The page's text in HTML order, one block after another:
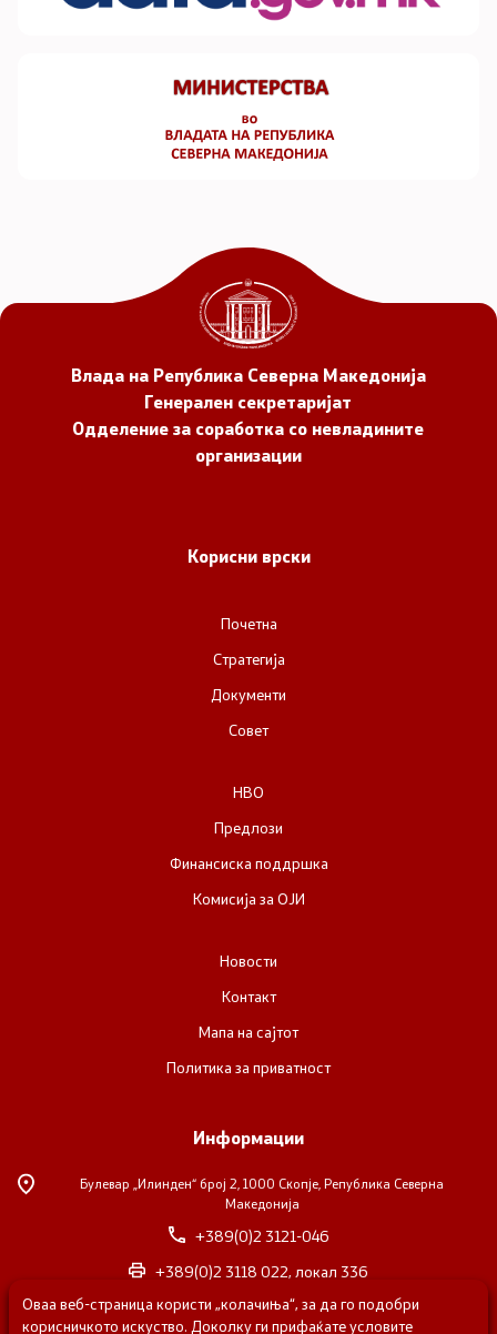
Влада на Република Северна Македонија
Генерален секретаријат
Одделение за соработка со невладините
организации
Корисни врски
Почетна
Стратегија
Документи
Совет
НВО
Предлози
Финансиска поддршка
Комисија за ОЈИ
Новости
Контакт
Мапа на сајтот
Политика за приватност
Информации
Булевар „Илинден“ број 2, 1000 Скопје, Република Северна
Македонија
+389(0)2 3121-046
+389(0)2 3118 022, локал 336
nvosorabotka@gs.gov.mk
Оваа веб-страница користи „колачиња“, за да го подобри
корисничкото искуство. Доколку ги прифаќате условите